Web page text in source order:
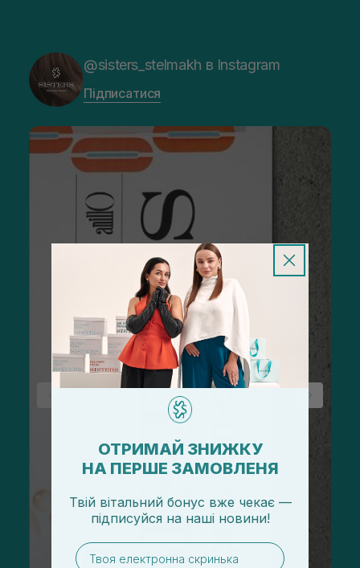
@sisters_stelmakh в Instagram
Підписатися
ОТРИМАЙ ЗНИЖКУ
НА ПЕРШЕ ЗАМОВЛЕНЯ
Твій вітальний бонус вже чекає —
підписуйся на наші новини!
email